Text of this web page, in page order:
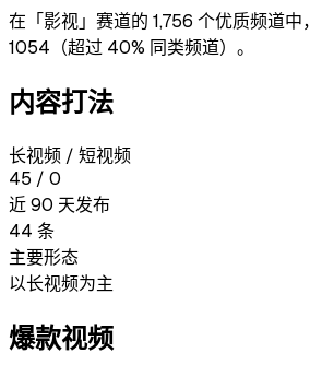
在「影视」赛道的 1,756 个优质频道中，
1054 （超过 40% 同类频道） 。
内容打法
长视频 / 短视频
45 / 0
近 90 天发布
44 条
主要形态
以长视频为主
爆款视频